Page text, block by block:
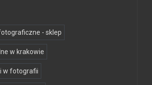
- sklep
w krakowie
w fotografii